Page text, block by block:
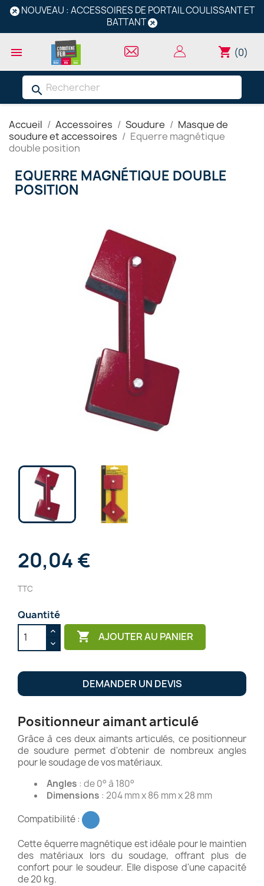
NOUVEAU : ACCESSOIRES DE PORTAIL COULISSANT ET
BATTANT
 shopping_cart (0)
search
Accueil Accessoires Soudure
Masque de
soudure et accessoires
Equerre magnétique
double position
EQUERRE MAGNÉTIQUE DOUBLE
POSITION
20,04 €
TTC
Quantité
 AJOUTER AU PANIER
DEMANDER UN DEVIS
Positionneur aimant articulé
Grâce à ces deux aimants articulés, ce positionneur
de soudure permet d'obtenir de nombreux angles
pour le soudage de vos matériaux.
Angles : de 0° à 180°
Dimensions : 204 mm x 86 mm x 28 mm
Compatibilité :
Cette équerre magnétique est idéale pour le maintien
des matériaux lors du soudage, offrant plus de
confort pour le soudeur. Elle dispose d'une capacité
de 20 kg.